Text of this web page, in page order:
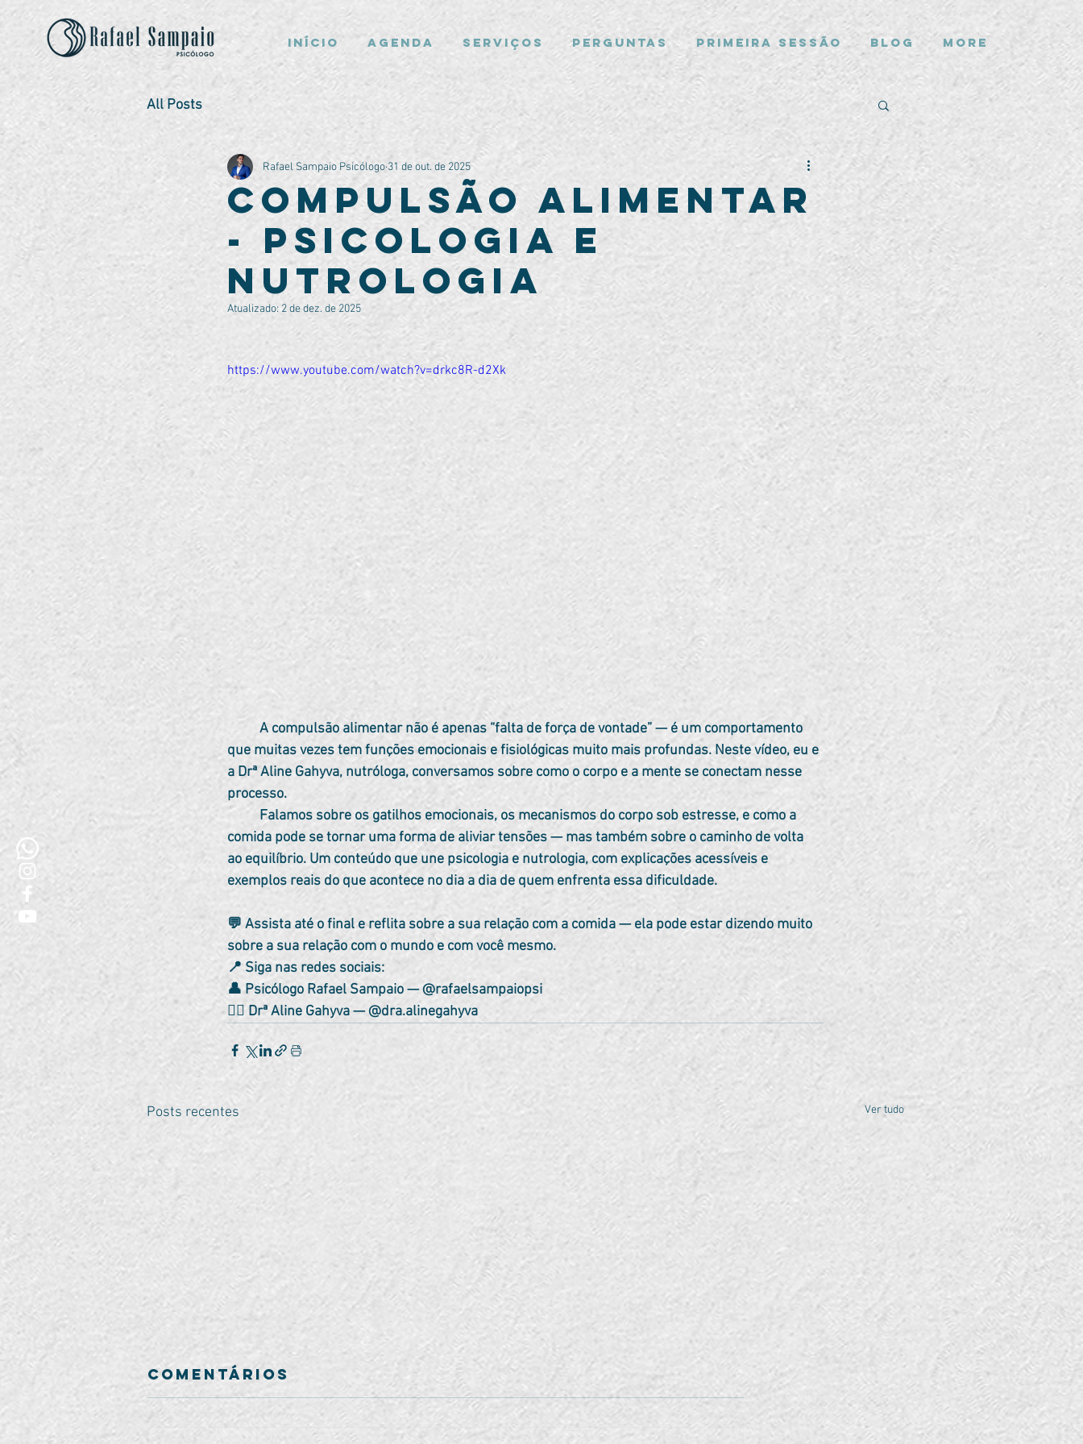
Início Agenda Serviços Perguntas Primeira Sessão Blog More
All Posts
Compulsão Alimentar
- Psicologia e
Nutrologia
Rafael Sampaio Psicólogo 31 de out. de 2025
Atualizado: 2 de dez. de 2025
https://www.youtube.com/watch?v=drkc8R-d2Xk
que muitas vezes tem funções emocionais e fisiológicas muito mais profundas. Neste vídeo, eu e
a Drª Aline Gahyva, nutróloga, conversamos sobre como o corpo e a mente se conectam nesse
processo.
comida pode se tornar uma forma de aliviar tensões — mas também sobre o caminho de volta
ao equilíbrio. Um conteúdo que une psicologia e nutrologia, com explicações acessíveis e
exemplos reais do que acontece no dia a dia de quem enfrenta essa dificuldade.
💬 Assista até o final e reflita sobre a sua relação com a comida — ela pode estar dizendo muito
sobre a sua relação com o mundo e com você mesmo.
📍 Siga nas redes sociais:
👤 Psicólogo Rafael Sampaio — @rafaelsampaiopsi
👩‍⚕️ Drª Aline Gahyva — @dra.alinegahyva
Posts recentes Ver tudo
Comentários